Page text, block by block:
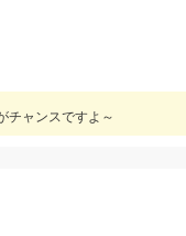
チャンスですよ～